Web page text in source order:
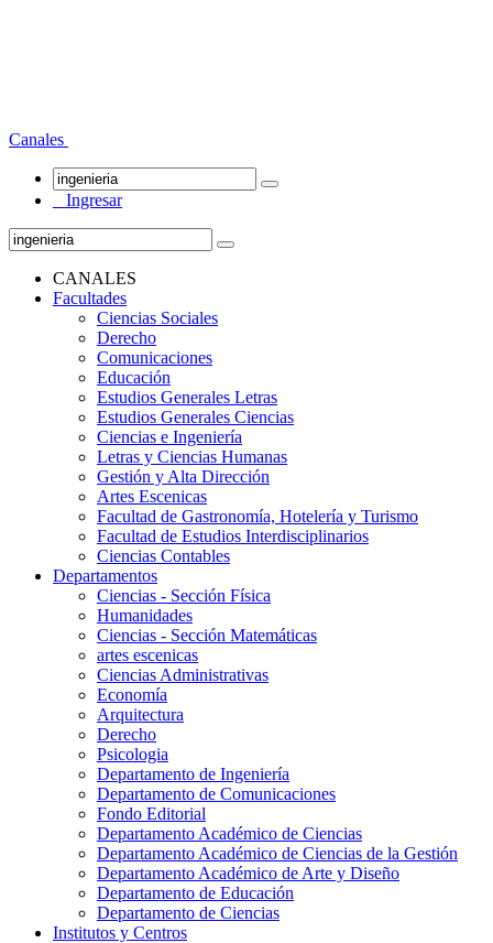
Canales
Ingresar
CANALES
Facultades
Ciencias Sociales
Derecho
Comunicaciones
Educación
Estudios Generales Letras
Estudios Generales Ciencias
Ciencias e Ingeniería
Letras y Ciencias Humanas
Gestión y Alta Dirección
Artes Escenicas
Facultad de Gastronomía, Hotelería y Turismo
Facultad de Estudios Interdisciplinarios
Ciencias Contables
Departamentos
Ciencias - Sección Física
Humanidades
Ciencias - Sección Matemáticas
artes escenicas
Ciencias Administrativas
Economía
Arquitectura
Derecho
Psicologia
Departamento de Ingeniería
Departamento de Comunicaciones
Fondo Editorial
Departamento Académico de Ciencias
Departamento Académico de Ciencias de la Gestión
Departamento Académico de Arte y Diseño
Departamento de Educación
Departamento de Ciencias
Institutos y Centros